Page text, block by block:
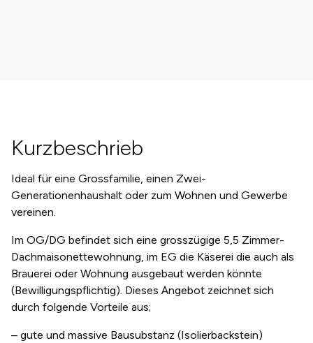
Kurzbeschrieb
Ideal für eine Grossfamilie, einen Zwei-
Generationenhaushalt oder zum Wohnen und Gewerbe
vereinen.
Im OG/DG befindet sich eine grosszügige 5,5 Zimmer-
Dachmaisonettewohnung, im EG die Käserei die auch als
Brauerei oder Wohnung ausgebaut werden könnte
(Bewilligungspflichtig). Dieses Angebot zeichnet sich
durch folgende Vorteile aus;
– gute und massive Bausubstanz (Isolierbackstein)